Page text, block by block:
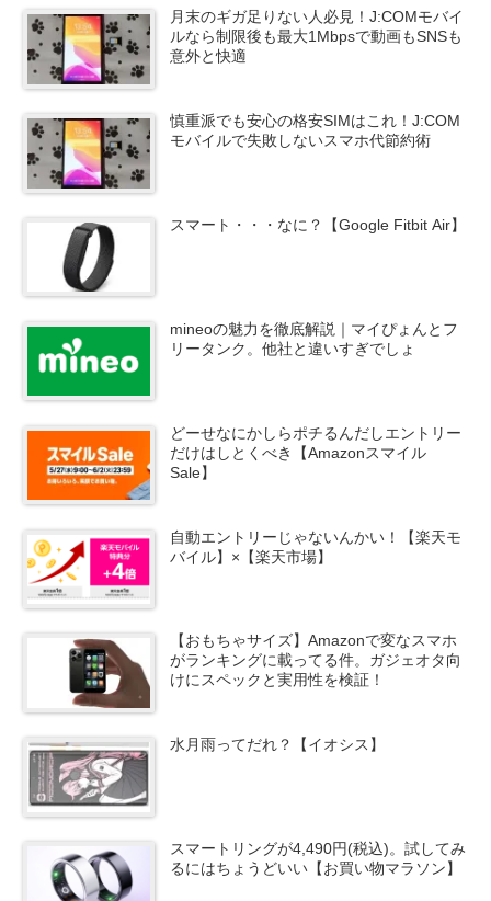
月末のギガ足りない人必見！J:COMモバイ
ルなら制限後も最大1Mbpsで動画もSNSも
意外と快適
慎重派でも安心の格安SIMはこれ！J:COM
モバイルで失敗しないスマホ代節約術
スマート・・・なに？【Google Fitbit Air】
mineoの魅力を徹底解説｜マイぴょんとフ
リータンク。他社と違いすぎでしょ
どーせなにかしらポチるんだしエントリー
だけはしとくべき【Amazonスマイル
Sale】
自動エントリーじゃないんかい！【楽天モ
バイル】×【楽天市場】
【おもちゃサイズ】Amazonで変なスマホ
がランキングに載ってる件。ガジェオタ向
けにスペックと実用性を検証！
水月雨ってだれ？【イオシス】
スマートリングが4,490円(税込)。試してみ
るにはちょうどいい【お買い物マラソン】